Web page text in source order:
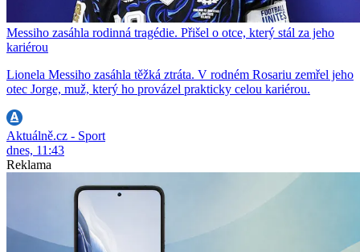
Messiho zasáhla rodinná tragédie. Přišel o otce, který stál za jeho
kariérou
Lionela Messiho zasáhla těžká ztráta. V rodném Rosariu zemřel jeho
otec Jorge, muž, který ho provázel prakticky celou kariérou.
Aktuálně.cz - Sport
dnes, 11:43
Reklama